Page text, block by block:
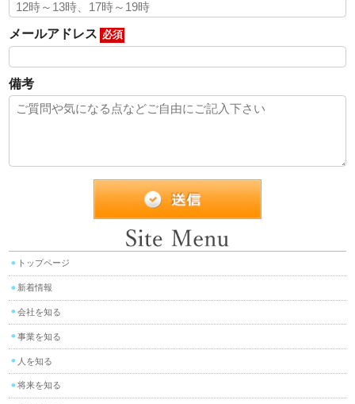
メールアドレス 必須
備考
トップページ
新着情報
会社を知る
事業を知る
人を知る
将来を知る